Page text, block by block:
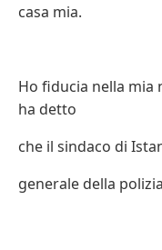
casa mia.
Ho fiducia nella mia
ha detto
che il sindaco di
generale della